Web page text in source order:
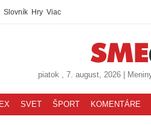
Slovník Hry Viac
piatok , 7. august, 2026
SVET ŠPORT KOMENTÁRE